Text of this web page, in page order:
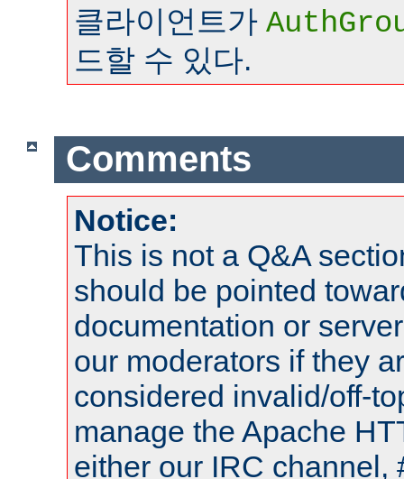
클라이언트가
드할 수 있다.
Comments
Notice:
This is not a Q&A
should be pointed
documentation or
our moderators if they
considered invalid/off-
manage the Apache
either our IRC channel,